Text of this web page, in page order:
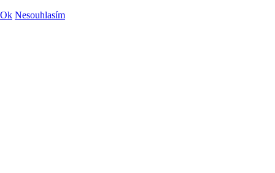
Ok Nesouhlasím